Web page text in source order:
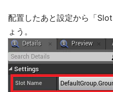
配置したあと設定から「
ょう。